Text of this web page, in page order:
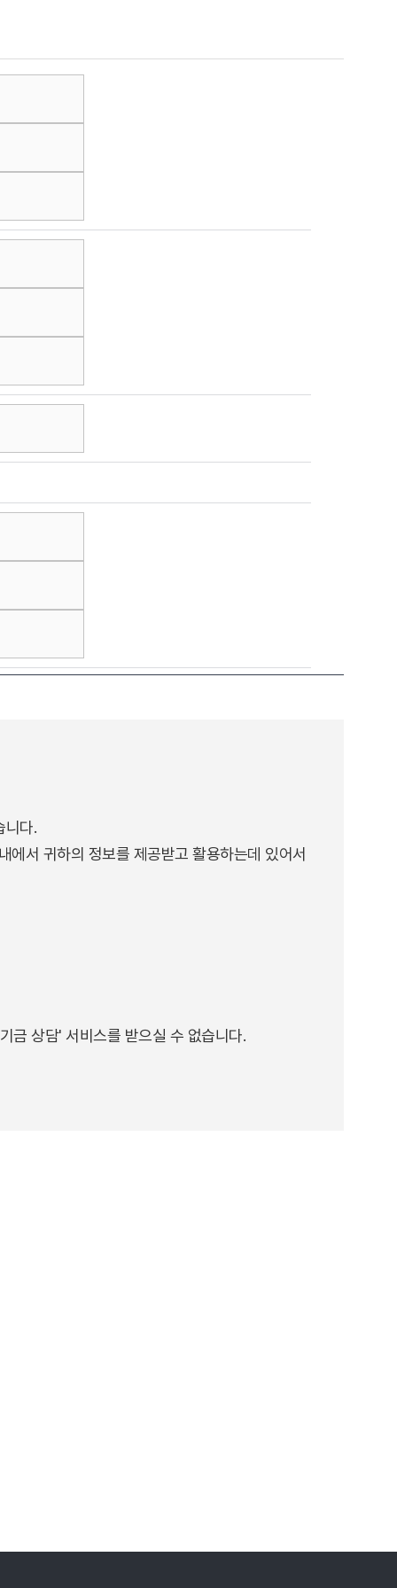
니다.
서 귀하의 정보를 제공받고 활용하는데 있어서
금 상담' 서비스를 받으실 수 없습니다.